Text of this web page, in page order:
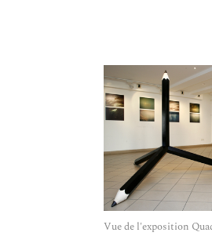
Vue de l'exposition